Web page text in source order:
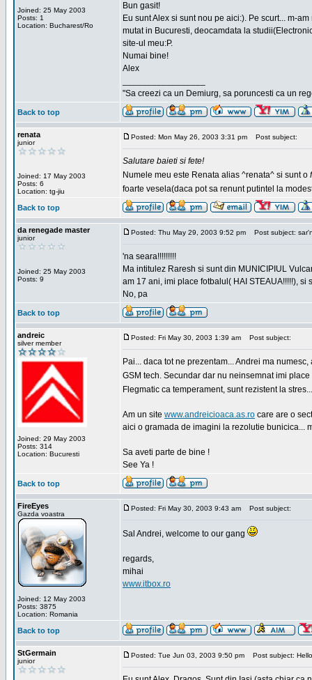
Joined: 25 May 2003
Posts: 1
Location: Bucharest/Ro
Bun gasit!
Eu sunt Alex si sunt nou pe aici:). Pe scurt... m-
mutat in Bucuresti, deocamdata la
site-ul meu:P.
Numai bine!
Alex
"Sa creezi ca un Demiurg, sa poruncesti ca un
Back to top
renata
junior
Joined: 17 May 2003
Posts: 6
Location: tg-jiu
Posted: Mon May 26, 2003 3:31 pm Post subject:
Salutare baieti si fete!
Numele meu este Renata alias ^renata^ si sunt o
foarte vesela(daca pot sa renunt putintel la
Back to top
da renegade master
junior
Joined: 25 May 2003
Posts: 9
Posted: Thu May 29, 2003 9:52 pm Post subject:
'na seara!!!!!!!!!
Ma intitulez Raresh si sunt din MUNICIPIUL
am 17 ani, imi place fotbalul( HAI STEAUA!!!!!), si
No, pa
Back to top
andreic
silver member
Joined: 29 May 2003
Posts: 314
Location: Bucuresti
Posted: Fri May 30, 2003 1:39 am Post subject:
Pai... daca tot ne prezentam... Andrei ma
GSM tech. Secundar dar nu neinsemnat imi
Flegmatic ca temperament, sunt rezistent la
Am un site www.andreicioaca.as.ro care are o
aici o gramada de imagini la rezolutie bunicica...
Sa aveti parte de bine !
See Ya !
Back to top
FireEyes
Gazda voastra
Joined: 12 May 2003
Posts: 3875
Location: Romania
Posted: Fri May 30, 2003 9:43 am Post subject:
Sal Andrei, welcome to our gang
regards,
mihai
www.itbox.ro
Back to top
StGermain
junior
Posted: Tue Jun 03, 2003 9:50 pm Post subject: